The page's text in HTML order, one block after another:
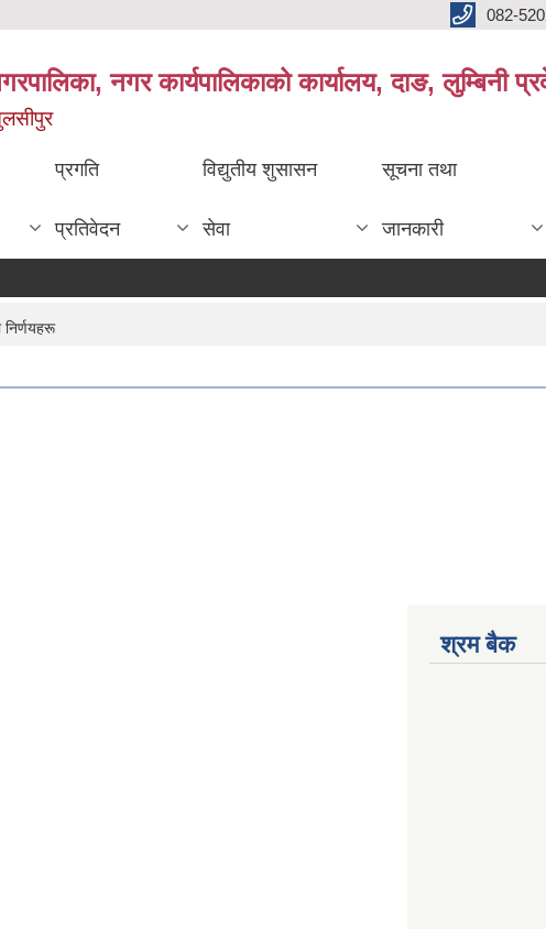
082-
नगर कार्यपालिकाको कार्यालय, दाङ, लुम्बिनी
प्रगति
प्रतिवेदन
विद्युतीय शुसासन
सेवा
सूचना तथा
जानकारी
निर्णयहरू
श्रम बैक